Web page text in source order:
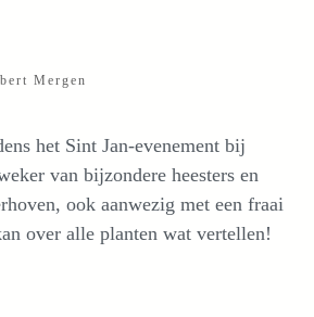
Mergen
het Sint Jan-evenement bij
van bijzondere heesters en
ook aanwezig met een fraai
over alle planten wat vertellen!